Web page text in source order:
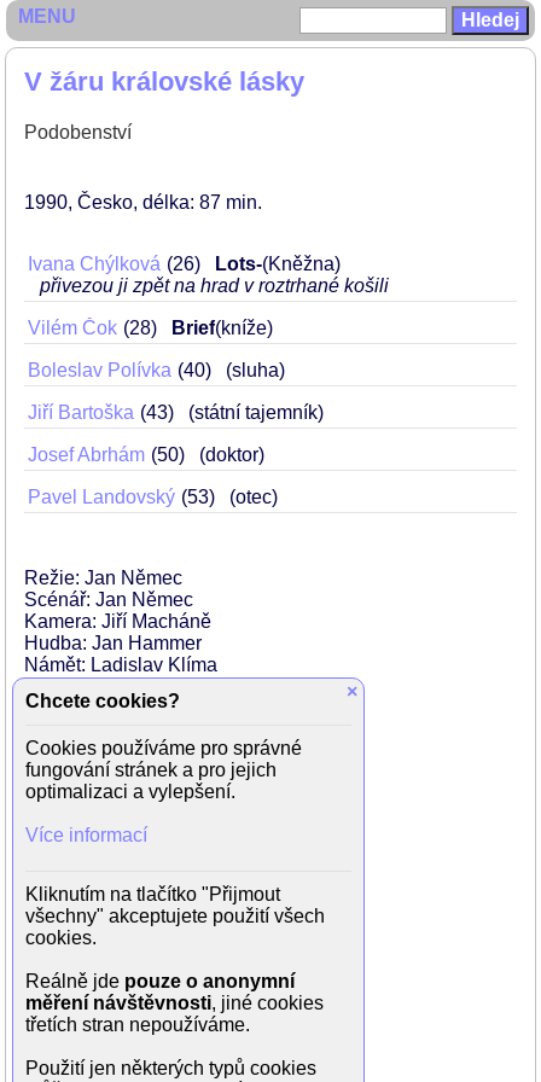
V žáru královské lásky
Podobenství
1990 Česko délka: 87 min
Ivana Chýlková 26 Lots-(Kněžna)
přivezou ji zpět na hrad v roztrhané košili
Vilém Čok 28 Brief(kníže)
Boleslav Polívka 40 (sluha)
Jiří Bartoška 43 (státní tajemník)
Josef Abrhám 50 (doktor)
Pavel Landovský 53 (otec)
Režie: Jan Němec
Scénář: Jan Němec
Kamera: Jiří Macháně
Hudba: Jan Hammer
Námět: Ladislav Klíma
Země: Československo
Hrají:
Ivana Chýlková (Kněžna)
Boleslav Polívka (Sluha)
Josef Abrhám (Doktor)
Pavel Landovský (Otec)
Kateřina Nohejlová
Monika Nohejlová
Emma Letovová
Zuzana Motalová
Alexandra Páclová
Jitka Švecová
Vladimír Pospíšil
MENU
×
Chcete cookies?
Cookies používáme pro správné
fungování stránek a pro jejich
optimalizaci a vylepšení.
Více informací
Kliknutím na tlačítko "Přijmout
všechny" akceptujete použití všech
cookies.
Reálně jde pouze o anonymní
měření návštěvnosti, jiné cookies
třetích stran nepoužíváme.
Použití jen některých typů cookies